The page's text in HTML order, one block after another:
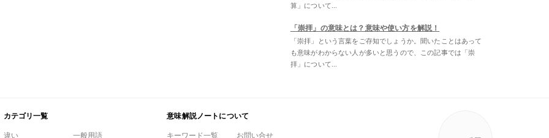
算」について...
「崇拝」の意味とは？意味や使い方を解説！
「崇拝」という言葉をご存知でしょうか。聞いたことはあって
も意味がわからない人が多いと思うので、この記事では「崇
拝」について...
カテゴリ一覧
違い 一般用語
意味解説ノートについて
キーワード一覧 お問い合せ